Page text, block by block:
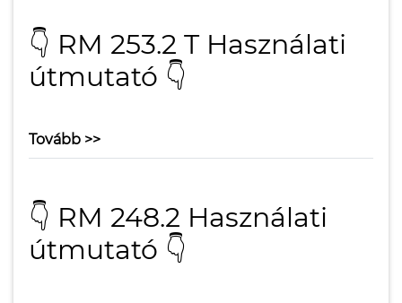
👇 RM 253.2 T Használati
útmutató 👇
Tovább >>
👇 RM 248.2 Használati
útmutató 👇